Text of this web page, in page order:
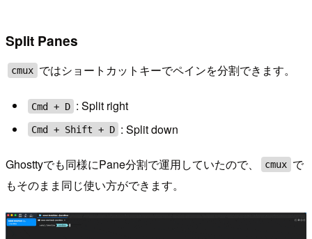
Split Panes
cmux ではショートカットキーでペインを分割できます。
Cmd + D : Split right
Cmd + Shift + D : Split down
Ghosttyでも同様にPane分割で運用していたので、 cmux で
もそのまま同じ使い方ができます。